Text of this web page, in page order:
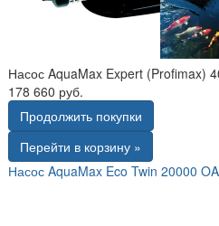
Насос AquaMax Expert (Profimax)
178 660 руб.
Продолжить покупки
Перейти в корзину »
Насос AquaMax Eco Twin 20000